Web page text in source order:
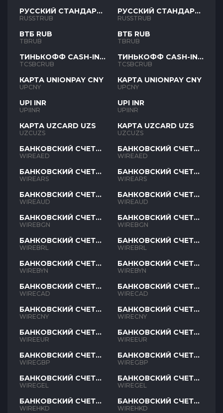
РУССКИЙ СТАНДАРТ
RUB
RUSSTRUB
ВТБ RUB
TBRUB
ТИНЬКОФФ CASH-IN
RUB
TCSBCRUB
КАРТА UNIONPAY CNY
UPCNY
UPI INR
UPIINR
КАРТА UZCARD UZS
UZCUZS
БАНКОВСКИЙ СЧЕТ
AED
WIREAED
БАНКОВСКИЙ СЧЕТ
ARS
WIREARS
БАНКОВСКИЙ СЧЕТ
AUD
WIREAUD
БАНКОВСКИЙ СЧЕТ
BGN
WIREBGN
БАНКОВСКИЙ СЧЕТ
BRL
WIREBRL
БАНКОВСКИЙ СЧЕТ
BYN
WIREBYN
БАНКОВСКИЙ СЧЕТ
CAD
WIRECAD
БАНКОВСКИЙ СЧЕТ
CNY
WIRECNY
БАНКОВСКИЙ СЧЕТ
EUR
WIREEUR
БАНКОВСКИЙ СЧЕТ
GBP
WIREGBP
БАНКОВСКИЙ СЧЕТ
GEL
WIREGEL
БАНКОВСКИЙ СЧЕТ
HKD
WIREHKD
РУССКИЙ СТАНДАРТ
RUB
RUSSTRUB
ВТБ RUB
TBRUB
ТИНЬКОФФ CASH-IN
RUB
TCSBCRUB
КАРТА UNIONPAY CNY
UPCNY
UPI INR
UPIINR
КАРТА UZCARD UZS
UZCUZS
БАНКОВСКИЙ СЧЕТ
AED
WIREAED
БАНКОВСКИЙ СЧЕТ
ARS
WIREARS
БАНКОВСКИЙ СЧЕТ
AUD
WIREAUD
БАНКОВСКИЙ СЧЕТ
BGN
WIREBGN
БАНКОВСКИЙ СЧЕТ
BRL
WIREBRL
БАНКОВСКИЙ СЧЕТ
BYN
WIREBYN
БАНКОВСКИЙ СЧЕТ
CAD
WIRECAD
БАНКОВСКИЙ СЧЕТ
CNY
WIRECNY
БАНКОВСКИЙ СЧЕТ
EUR
WIREEUR
БАНКОВСКИЙ СЧЕТ
GBP
WIREGBP
БАНКОВСКИЙ СЧЕТ
GEL
WIREGEL
БАНКОВСКИЙ СЧЕТ
HKD
WIREHKD